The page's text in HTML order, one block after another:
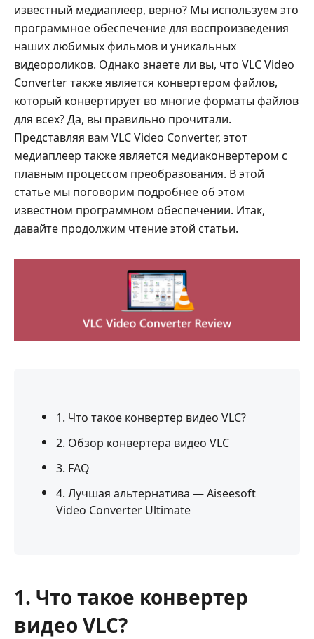
известный медиаплеер, верно? Мы используем это
программное обеспечение для воспроизведения
наших любимых фильмов и уникальных
видеороликов. Однако знаете ли вы, что VLC Video
Converter также является конвертером файлов,
который конвертирует во многие форматы файлов
для всех? Да, вы правильно прочитали.
Представляя вам VLC Video Converter, этот
медиаплеер также является медиаконвертером с
плавным процессом преобразования. В этой
статье мы поговорим подробнее об этом
известном программном обеспечении. Итак,
давайте продолжим чтение этой статьи.
1. Что такое конвертер видео VLC?
2. Обзор конвертера видео VLC
3. FAQ
4. Лучшая альтернатива — Aiseesoft
Video Converter Ultimate
1. Что такое конвертер
видео VLC?